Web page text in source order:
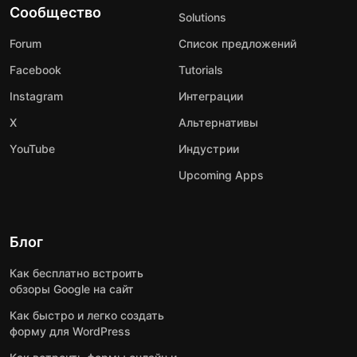
Сообщество
Forum
Facebook
Instagram
X
YouTube
Solutions
Список предложений
Tutorials
Интеграции
Альтернативы
Индустрии
Upcoming Apps
Блог
Как бесплатно встроить
обзоры Google на сайт
Как быстро и легко создать
форму для WordPress